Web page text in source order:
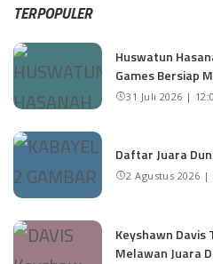
TERPOPULER
Huswatun
Games Bersiap
31 Juli 2026 |
Daftar Juara
2 Agustus 2026 |
Keyshawn Davis
Melawan Juara